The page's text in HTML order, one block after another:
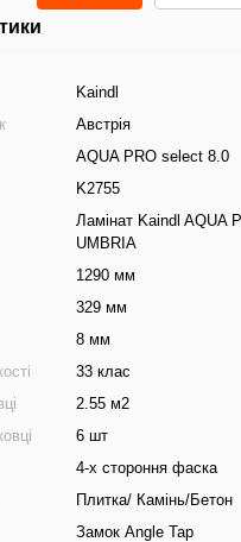
Kaindl
Австрія
AQUA PRO select 8.0
K2755
Ламінат Kaindl AQUA
UMBRIA
1290 мм
329 мм
8 мм
33 клас
2.55 м2
6 шт
4-х стороння фаска
Плитка/ Камінь/Бетон
Замок Angle Tap